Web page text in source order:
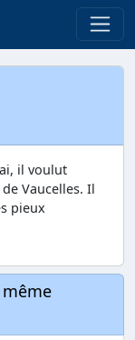
il voulut
Vaucelles. Il
pieux